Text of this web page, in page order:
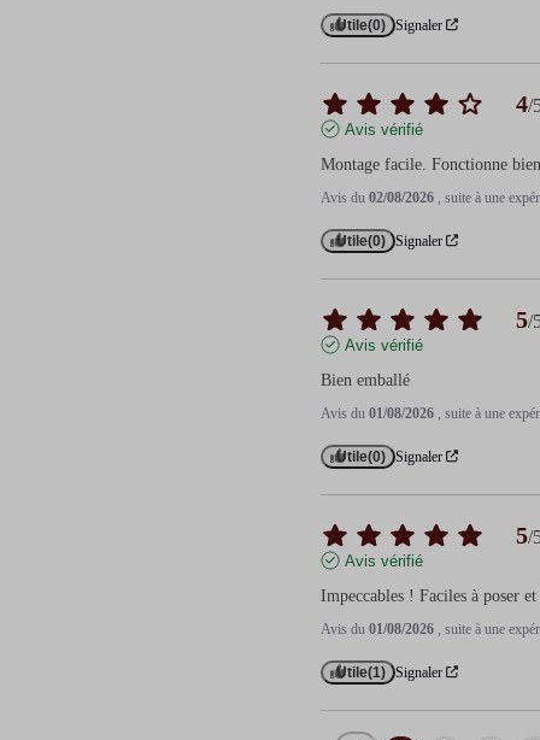
Utile(0) Signaler
4/
Avis vérifié
Montage facile. Fonctionne
Avis du02/08/2026 , suite à une
Utile(0) Signaler
5/
Avis vérifié
Bien emballé
Avis du01/08/2026 , suite à une
Utile(0) Signaler
5/
Avis vérifié
Impeccables ! Faciles à poser
Avis du01/08/2026 , suite à une
Utile(1) Signaler